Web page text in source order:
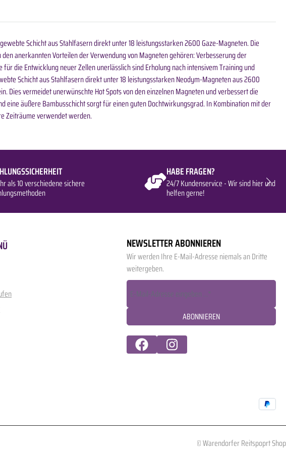
Schicht aus Stahlfasern direkt unter 18 leistungsstarken 2600 Gaze-Magneten. Die
anerkannten Vorteilen der Verwendung von Magneten gehören: Verbesserung der
die Entwicklung neuer Zellen unerlässlich sind Erholung nach intensivem Training und
Schicht aus Stahlfasern direkt unter 18 leistungsstarken Neodym-Magneten aus 2600
vermeidet unerwünschte Hot Spots von den einzelnen Magneten und verbessert die
eine äußere Bambusschicht sorgt für einen guten Dochtwirkungsgrad. In Kombination mit der
Zeiträume verwendet werden.
als 10 verschiedene sichere
HABE FRAGEN?
24/7 Kundenservice - Wir sind hier und
helfen gerne!
NEWSLETTER ABONNIEREN
Wir werden Ihre E-Mail-Adresse niemals an Dritte
weitergeben.
ABONNIEREN
© Warendorfer Reitspoprt Shop